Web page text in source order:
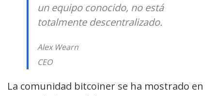
un equipo conocido, no está
totalmente descentralizado.
Alex Wearn
CEO
La comunidad bitcoiner se ha mostrado en